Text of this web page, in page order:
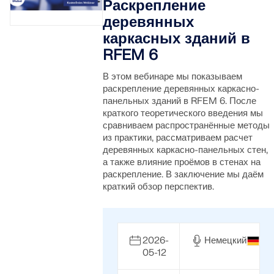
быстрого определения снеговых нагрузок, скоростей
ветра и сейсмических данных.
ПРОВЕРИТЬ ЗОНЫ НАГРУЗКИ
Раскрепление
деревянных
каркасных зданий в
RFEM 6
В этом вебинаре мы показываем
раскрепление деревянных каркасно-
панельных зданий в RFEM 6. После
краткого теоретического введения мы
сравниваем распространённые методы
из практики, рассматриваем расчет
деревянных каркасно-панельных стен,
а также влияние проёмов в стенах на
раскрепление. В заключение мы даём
краткий обзор перспектив.
2026-
05-12
Немецкий